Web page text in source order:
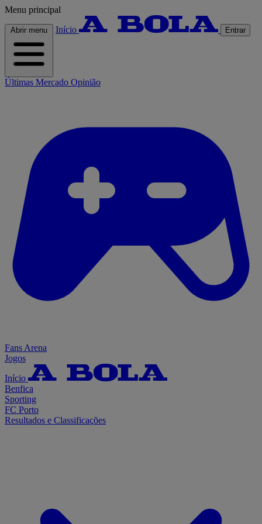
Menu principal
Abrir menu Início Entrar
Últimas Mercado Opinião
Fans Arena
Jogos
Início
Benfica
Sporting
FC Porto
Resultados e Classificações